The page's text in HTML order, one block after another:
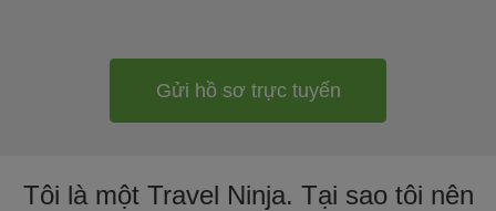
Gửi hồ sơ trực tuyến
Tôi là một Travel Ninja. Tại sao tôi nên